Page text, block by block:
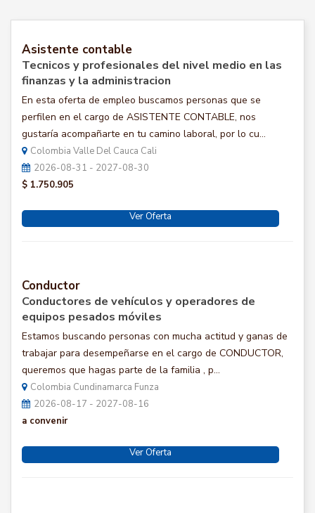
Asistente contable
Tecnicos y profesionales del nivel medio en las
finanzas y la administracion
En esta oferta de empleo buscamos personas que se
perfilen en el cargo de ASISTENTE CONTABLE, nos
gustaría acompañarte en tu camino laboral, por lo cu...
Colombia Valle Del Cauca Cali
2026-08-31 - 2027-08-30
$ 1.750.905
Ver Oferta
Conductor
Conductores de vehículos y operadores de
equipos pesados móviles
Estamos buscando personas con mucha actitud y ganas de
trabajar para desempeñarse en el cargo de CONDUCTOR,
queremos que hagas parte de la familia , p...
Colombia Cundinamarca Funza
2026-08-17 - 2027-08-16
a convenir
Ver Oferta